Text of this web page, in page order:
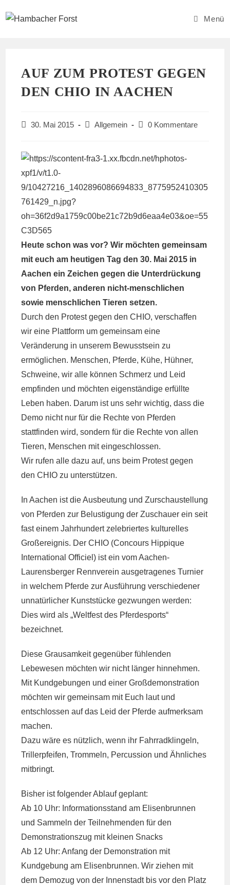
Inhalt
Menü
AUF ZUM PROTEST GEGEN
DEN CHIO IN AACHEN
Beitrag
30. Mai 2015
Beitrags-
Allgemein
Beitrags-
0 Kommentare
Heute schon was vor? Wir möchten gemeinsam
mit euch am heutigen Tag den 30. Mai 2015 in
Aachen ein Zeichen gegen die Unterdrückung
von Pferden, anderen nicht-menschlichen
sowie menschlichen Tieren setzen.
Durch den Protest gegen den CHIO, verschaffen
wir eine Plattform um gemeinsam eine
Veränderung in unserem Bewusstsein zu
ermöglichen. Menschen, Pferde, Kühe, Hühner,
Schweine, wir alle können Schmerz und Leid
empfinden und möchten eigenständige erfüllte
Leben haben. Darum ist uns sehr wichtig, dass die
Demo nicht nur für die Rechte von Pferden
stattfinden wird, sondern für die Rechte von allen
Tieren, Menschen mit eingeschlossen.
Wir rufen alle dazu auf, uns beim Protest gegen
den CHIO zu unterstützen.
In Aachen ist die Ausbeutung und Zurschaustellung
von Pferden zur Belustigung der Zuschauer ein seit
fast einem Jahrhundert zelebriertes kulturelles
Großereignis. Der CHIO (Concours Hippique
International Officiel) ist ein vom Aachen-
Laurensberger Rennverein ausgetragenes Turnier
in welchem Pferde zur Ausführung verschiedener
unnatürlicher Kunststücke gezwungen werden:
Dies wird als „Weltfest des Pferdesports“
bezeichnet.
Diese Grausamkeit gegenüber fühlenden
Lebewesen möchten wir nicht länger hinnehmen.
Mit Kundgebungen und einer Großdemonstration
möchten wir gemeinsam mit Euch laut und
entschlossen auf das Leid der Pferde aufmerksam
machen.
Dazu wäre es nützlich, wenn ihr Fahrradklingeln,
Trillerpfeifen, Trommeln, Percussion und Ähnliches
mitbringt.
Bisher ist folgender Ablauf geplant:
Ab 10 Uhr: Informationsstand am Elisenbrunnen
und Sammeln der Teilnehmenden für den
Demonstrationszug mit kleinen Snacks
Ab 12 Uhr: Anfang der Demonstration mit
Kundgebung am Elisenbrunnen. Wir ziehen mit
dem Demozug von der Innenstadt bis vor den Platz